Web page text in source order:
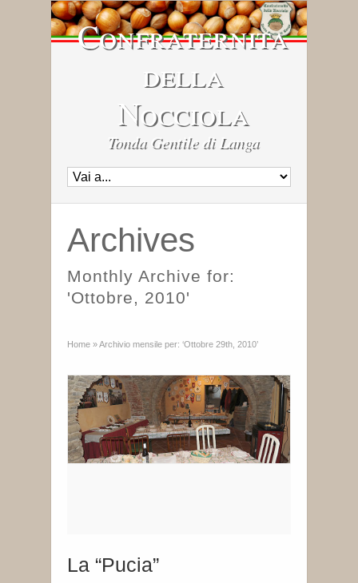
Confraternita
della
Nocciola
Tonda Gentile di Langa
Archives
Monthly Archive for:
'Ottobre, 2010'
Home »Archivio mensile per: ‘Ottobre 29th, 2010’
La “Pucia”